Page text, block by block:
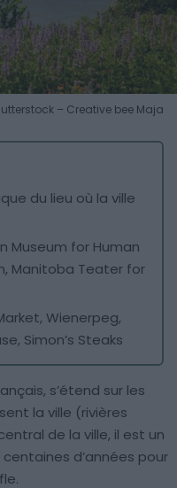
– Creative bee Maja
du lieu où la ville
Museum for Human
Manitoba Teater for
Wienerpeg,
Simon’s Steaks
s’étend sur les
la ville (rivières
de la ville, il est un
d’années pour